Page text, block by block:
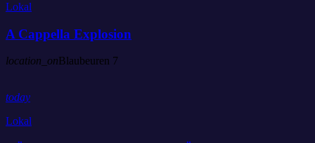
Lokal
A Cappella Explosion
location_on Blaubeuren 7
today
Lokal